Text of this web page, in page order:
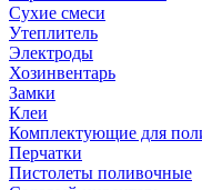
Сухие смеси
Утеплитель
Электроды
Хозинвентарь
Замки
Клеи
Комплектующие для
Перчатки
Пистолеты поливочные